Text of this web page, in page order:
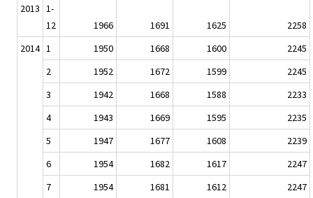
2013 1-
12
1966 1691 1625
2258
2014 1 1950 1668 1600
2245
2
1952 1672 1599
2245
3
1942 1668 1588
2233
4
1943 1669 1595
2235
5
1947 1677 1608
2239
6
1954 1682 1617
2247
7
1954 1681 1612 2247